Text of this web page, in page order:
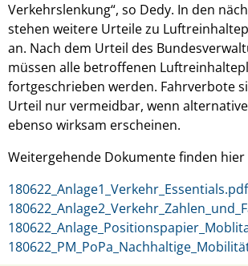
Verkehrslenkung“, so Dedy. In den
stehen weitere Urteile zu
an. Nach dem Urteil des
müssen alle betroffenen
fortgeschrieben werden. Fahrverbote
Urteil nur vermeidbar, wenn
ebenso wirksam erscheinen.
Weitergehende Dokumente finden hier
180622_Anlage1_Verkehr_Essentials.pdf